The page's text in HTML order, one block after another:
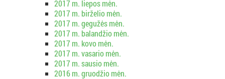
2017 m. liepos mėn.
2017 m. birželio mėn.
2017 m. gegužės mėn.
2017 m. balandžio mėn.
2017 m. kovo mėn.
2017 m. vasario mėn.
2017 m. sausio mėn.
2016 m. gruodžio mėn.